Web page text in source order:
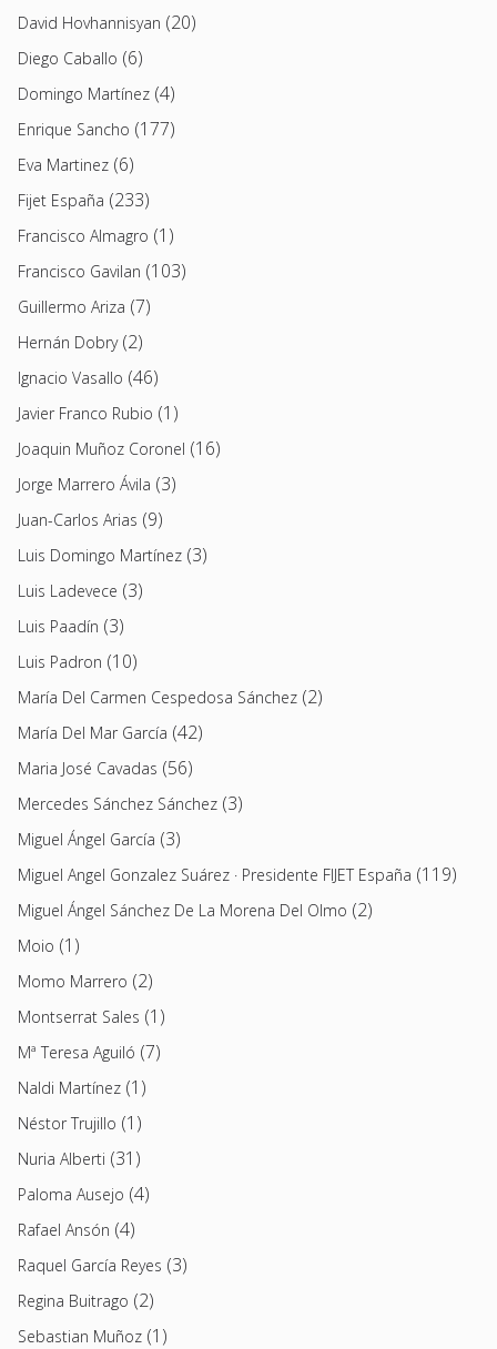
David Hovhannisyan (20)
Diego Caballo (6)
Domingo Martínez (4)
Enrique Sancho (177)
Eva Martinez (6)
Fijet España (233)
Francisco Almagro (1)
Francisco Gavilan (103)
Guillermo Ariza (7)
Hernán Dobry(2)
Ignacio Vasallo (46)
Javier Franco Rubio (1)
Joaquin Muñoz Coronel (16)
Jorge Marrero Ávila (3)
Juan-Carlos Arias (9)
Luis Domingo Martínez (3)
Luis Ladevece (3)
Luis Paadín (3)
Luis Padron (10)
María Del Carmen Cespedosa Sánchez (2)
María Del Mar García (42)
Maria José Cavadas (56)
Mercedes Sánchez Sánchez (3)
Miguel Ángel García (3)
Miguel Angel Gonzalez Suárez · Presidente FIJET España (119)
Miguel Ángel Sánchez De La Morena Del Olmo (2)
Moio (1)
Momo Marrero (2)
Montserrat Sales (1)
Mª Teresa Aguiló (7)
Naldi Martínez (1)
Néstor Trujillo (1)
Nuria Alberti (31)
Paloma Ausejo (4)
Rafael Ansón (4)
Raquel García Reyes (3)
Regina Buitrago (2)
Sebastian Muñoz (1)